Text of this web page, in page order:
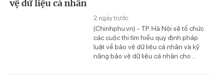
vệ dữ liệu cá nhân
2 ngày trước
(Chinhphu.vn) - TP. Hà Nội sẽ tổ chức
các cuộc thi tìm hiểu quy định pháp
luật về bảo vệ dữ liệu cá nhân và kỹ
năng bảo vệ dữ liệu cá nhân cho ...